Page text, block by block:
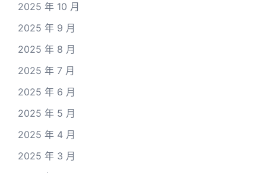
2025 年 10 月
2025 年 9 月
2025 年 8 月
2025 年 7 月
2025 年 6 月
2025 年 5 月
2025 年 4 月
2025 年 3 月